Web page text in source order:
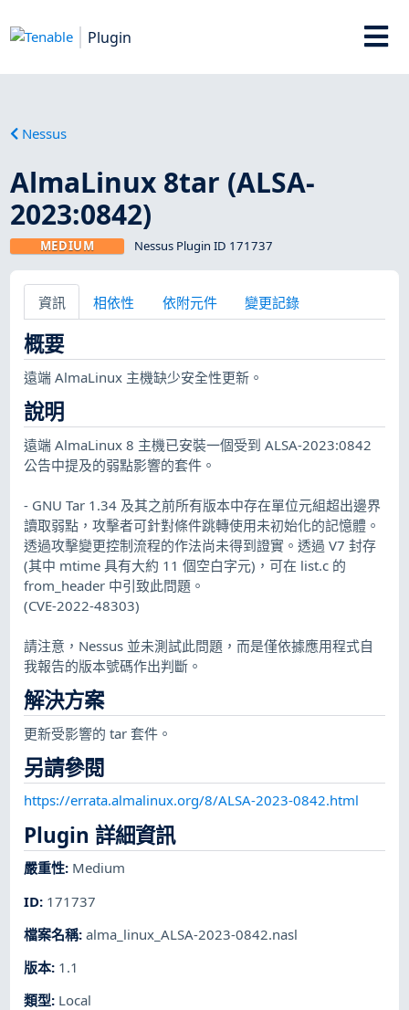
Plugin
Nessus
AlmaLinux 8tar (ALSA-
2023:0842)
MEDIUM Nessus Plugin ID 171737
資訊 相依性 依附元件 變更記錄
概要
遠端 AlmaLinux 主機缺少安全性更新。
說明
遠端 AlmaLinux 8 主機已安裝一個受到 ALSA-2023:0842
公告中提及的弱點影響的套件。
- GNU Tar 1.34 及其之前所有版本中存在單位元組超出邊界
讀取弱點，攻擊者可針對條件跳轉使用未初始化的記憶體。
透過攻擊變更控制流程的作法尚未得到證實。透過 V7 封存
(其中 mtime 具有大約 11 個空白字元)，可在 list.c 的
from_header 中引致此問題。
(CVE-2022-48303)
請注意，Nessus 並未測試此問題，而是僅依據應用程式自
我報告的版本號碼作出判斷。
解決方案
更新受影響的 tar 套件。
另請參閱
https://errata.almalinux.org/8/ALSA-2023-0842.html
Plugin 詳細資訊
嚴重性: Medium
ID: 171737
檔案名稱:alma_linux_ALSA-2023-0842.nasl
版本: 1.1
類型: Local